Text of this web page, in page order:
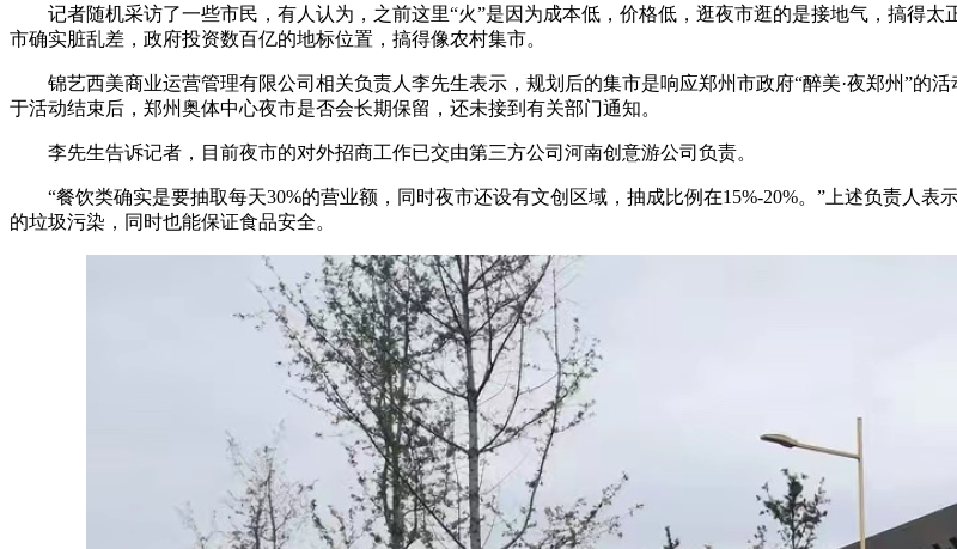
记者随机采访了一些市民，有人认为，之前这里“火”是因为成本低，价格低，逛夜市逛的是接地气，搞得太
市确实脏乱差，政府投资数百亿的地标位置，搞得像农村集市。
锦艺西美商业运营管理有限公司相关负责人李先生表示，规划后的集市是响应郑州市政府“醉美·夜郑州”的
于活动结束后，郑州奥体中心夜市是否会长期保留，还未接到有关部门通知。
李先生告诉记者，目前夜市的对外招商工作已交由第三方公司河南创意游公司负责。
“餐饮类确实是要抽取每天30%的营业额，同时夜市还设有文创区域，抽成比例在15%-20%。”上述负责人表
的垃圾污染，同时也能保证食品安全。